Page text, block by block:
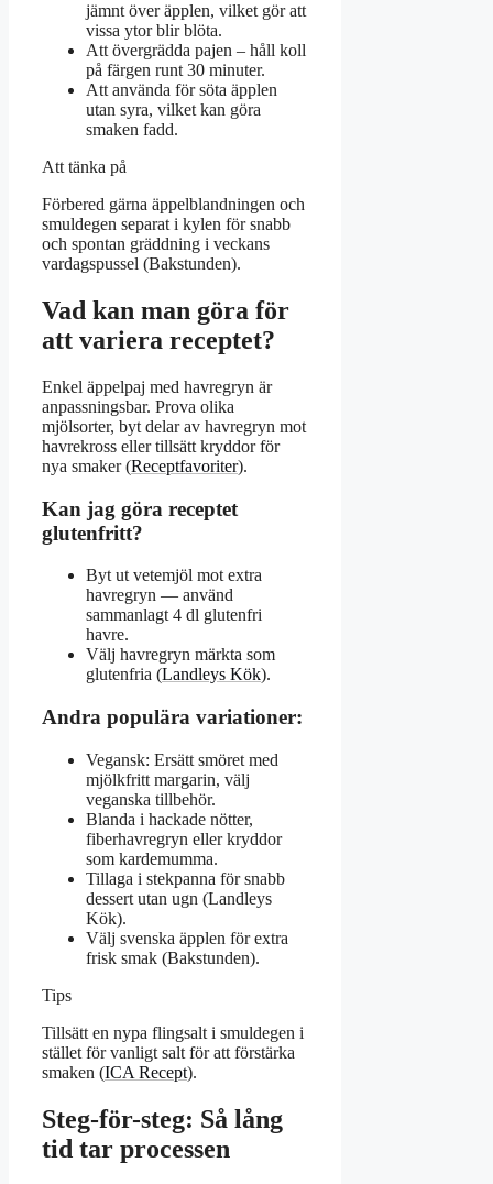
jämnt över äpplen, vilket gör att
vissa ytor blir blöta.
Att övergrädda pajen – håll koll
på färgen runt 30 minuter.
Att använda för söta äpplen
utan syra, vilket kan göra
smaken fadd.
Att tänka på
Förbered gärna äppelblandningen och
smuldegen separat i kylen för snabb
och spontan gräddning i veckans
vardagspussel (Bakstunden).
Vad kan man göra för
att variera receptet?
Enkel äppelpaj med havregryn är
anpassningsbar. Prova olika
mjölsorter, byt delar av havregryn mot
havrekross eller tillsätt kryddor för
nya smaker (Receptfavoriter).
Kan jag göra receptet
glutenfritt?
Byt ut vetemjöl mot extra
havregryn — använd
sammanlagt 4 dl glutenfri
havre.
Välj havregryn märkta som
glutenfria (Landleys Kök).
Andra populära variationer:
Vegansk: Ersätt smöret med
mjölkfritt margarin, välj
veganska tillbehör.
Blanda i hackade nötter,
fiberhavregryn eller kryddor
som kardemumma.
Tillaga i stekpanna för snabb
dessert utan ugn (Landleys
Kök).
Välj svenska äpplen för extra
frisk smak (Bakstunden).
Tips
Tillsätt en nypa flingsalt i smuldegen i
stället för vanligt salt för att förstärka
smaken (ICA Recept).
Steg-för-steg: Så lång
tid tar processen